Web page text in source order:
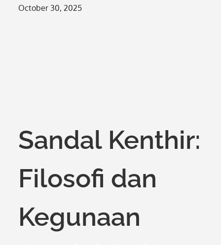
Posted
October 30, 2025
Sandal Kenthir:
Filosofi dan
Kegunaan